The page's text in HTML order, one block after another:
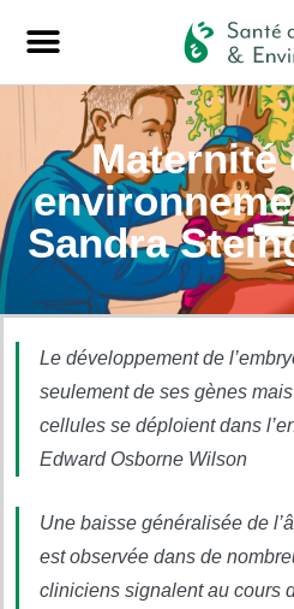
Maternité
Sandra
Le développement de
seulement de ses gènes
cellules se déploient dans
Edward Osborne Wilson
Une baisse généralisée de
est observée dans de
cliniciens signalent au cours